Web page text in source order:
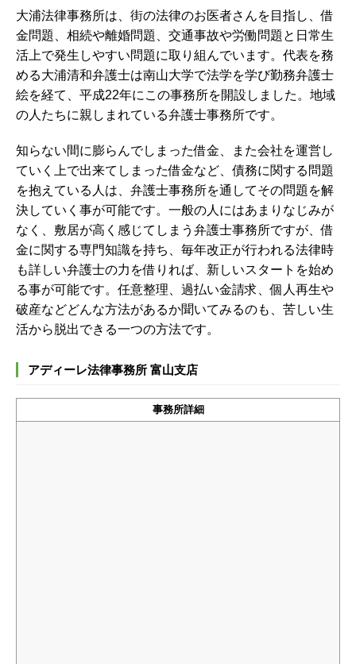
大浦法律事務所は、街の法律のお医者さんを目指し、借
金問題、相続や離婚問題、交通事故や労働問題と日常生
活上で発生しやすい問題に取り組んでいます。代表を務
める大浦清和弁護士は南山大学で法学を学び勤務弁護士
絵を経て、平成22年にこの事務所を開設しました。地域
の人たちに親しまれている弁護士事務所です。
知らない間に膨らんでしまった借金、また会社を運営し
ていく上で出来てしまった借金など、債務に関する問題
を抱えている人は、弁護士事務所を通してその問題を解
決していく事が可能です。一般の人にはあまりなじみが
なく、敷居が高く感じてしまう弁護士事務所ですが、借
金に関する専門知識を持ち、毎年改正が行われる法律時
も詳しい弁護士の力を借りれば、新しいスタートを始め
る事が可能です。任意整理、過払い金請求、個人再生や
破産などどんな方法があるか聞いてみるのも、苦しい生
活から脱出できる一つの方法です。
アディーレ法律事務所 富山支店
事務所詳細